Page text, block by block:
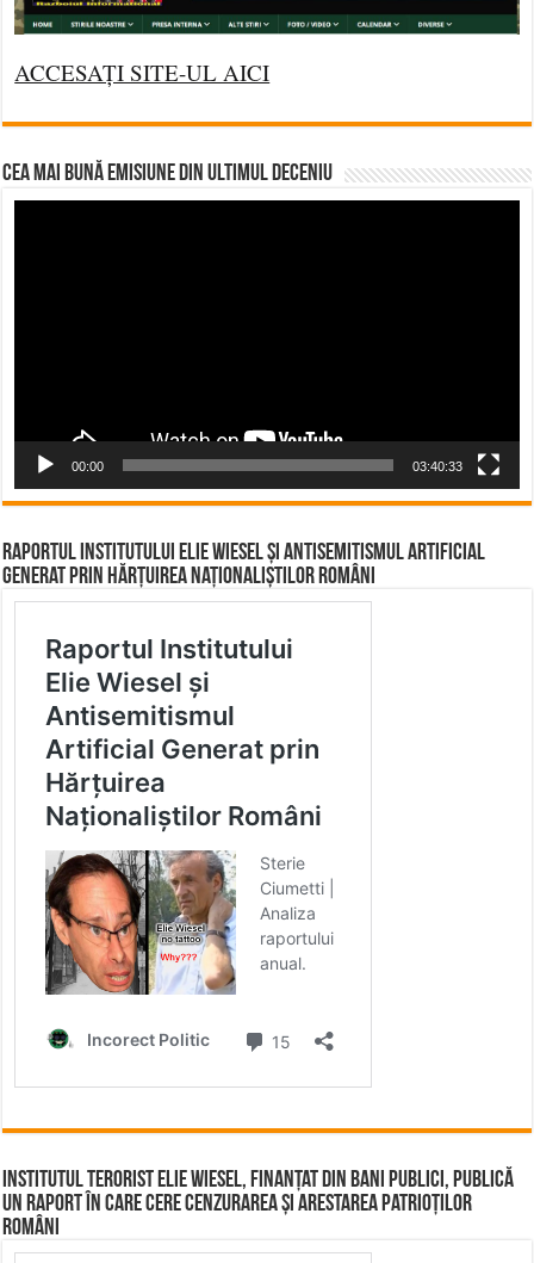
ACCESAȚI SITE-UL AICI
CEA MAI BUNĂ EMISIUNE DIN ULTIMUL DECENIU
00:00 03:40:33
Raportul Institutului Elie Wiesel și Antisemitismul Artificial
Generat prin Hărțuirea Naționaliștilor Români
Institutul terorist Elie Wiesel, finanțat din bani publici, publică
un raport în care cere cenzurarea și arestarea patrioților
români